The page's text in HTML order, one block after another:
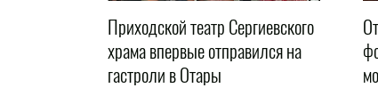
Приходской театр Сергиевского
храма впервые отправился на
гастроли в Отары